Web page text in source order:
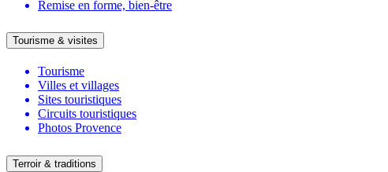
Remise en forme, bien-être
Tourisme & visites
Tourisme
Villes et villages
Sites touristiques
Circuits touristiques
Photos Provence
Terroir & traditions